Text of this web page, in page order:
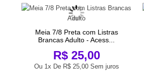
Meia 7/8 Preta com Listras
Brancas Adulto - Acess...
R$ 25,00
Ou 1x De R$ 25,00Sem juros